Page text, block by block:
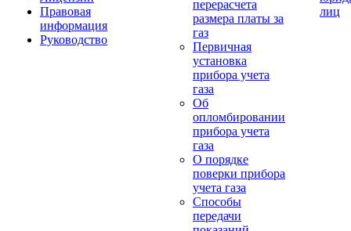
Правовая
информация
Руководство
перерасчета
размера платы за
газ
Первичная
установка
прибора учета
газа
Об
опломбировании
прибора учета
газа
О порядке
поверки прибора
учета газа
Способы
передачи
лиц